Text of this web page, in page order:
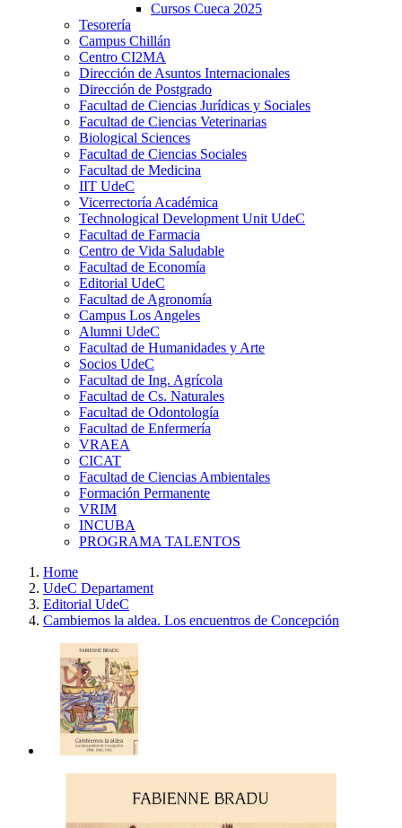
Cursos Cueca 2025
Tesorería
Campus Chillán
Centro CI2MA
Dirección de Asuntos Internacionales
Dirección de Postgrado
Facultad de Ciencias Jurídicas y Sociales
Facultad de Ciencias Veterinarias
Biological Sciences
Facultad de Ciencias Sociales
Facultad de Medicina
IIT UdeC
Vicerrectoría Académica
Technological Development Unit UdeC
Facultad de Farmacia
Centro de Vida Saludable
Facultad de Economía
Editorial UdeC
Facultad de Agronomía
Campus Los Angeles
Alumni UdeC
Facultad de Humanidades y Arte
Socios UdeC
Facultad de Ing. Agrícola
Facultad de Cs. Naturales
Facultad de Odontología
Facultad de Enfermería
VRAEA
CICAT
Facultad de Ciencias Ambientales
Formación Permanente
VRIM
INCUBA
PROGRAMA TALENTOS
Home
UdeC Departament
Editorial UdeC
Cambiemos la aldea. Los encuentros de Concepción